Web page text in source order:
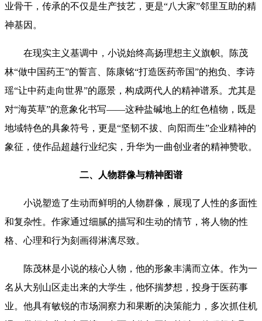
业骨干，传承的不仅是生产技艺，更是“八大家”邻里互助的精
神基因。
在现实主义基调中，小说始终高扬理想主义旗帜。陈茂
林“做中国药王”的誓言、陈康铭“打造医药帝国”的抱负、李诗
瑶“让中药走向世界”的愿景，构成两代人的精神谱系。尤其是
对“海英草”的意象化书写——这种盐碱地上的红色植物，既是
地域特色的具象符号，更是“坚韧不拔、向阳而生”企业精神的
象征，使作品超越行业纪实，升华为一曲创业者的精神赞歌。
二、人物群像与精神图谱
小说塑造了生动而鲜明的人物群像，展现了人性的多面性
和复杂性。作家通过细腻的描写和生动的情节，将人物的性
格、心理和行为刻画得淋漓尽致。
陈茂林是小说的核心人物，他的形象丰满而立体。作为一
名从大别山区走出来的大学生，他怀揣梦想，投身于医药事
业。他具有敏锐的市场洞察力和果断的决策能力，多次抓住机